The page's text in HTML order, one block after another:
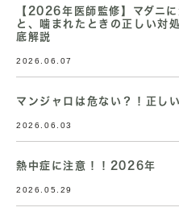
【2026年医師監修】マダニ
と、噛まれたときの正しい対
底解説
2026.06.07
マンジャロは危ない？！正し
2026.06.03
熱中症に注意！！2026年
2026.05.29